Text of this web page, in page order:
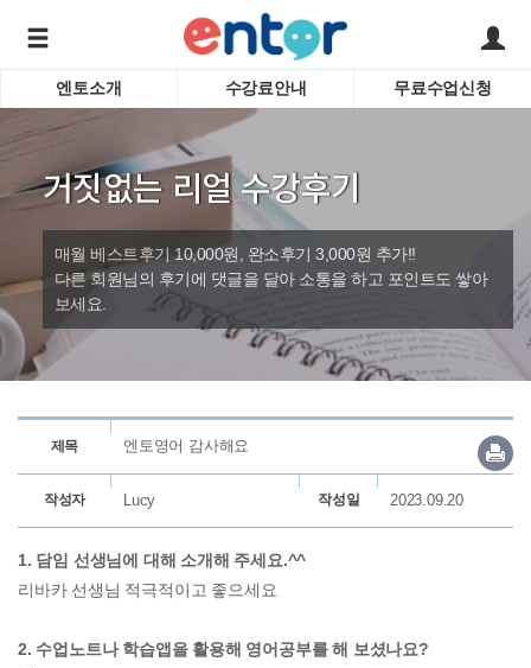
학습도우미 G1
바로가기
서비스안내
강사소개
회사소개
어린이
영자신
수업
엔토소개 수강료안내 무료수업신청
거짓없는 리얼 수강후기
매월 베스트후기 10,000원, 완소후기 3,000원 추가!!
다른 회원님의 후기에 댓글을 달아 소통을 하고 포인트도 쌓아
보세요.
제목 엔토영어 감사해요
작성자 Lucy 작성일 2023.09.20
1. 담임 선생님에 대해 소개해 주세요.^^
리바카 선생님 적극적이고 좋으세요
2. 수업노트나 학습앱을 활용해 영어공부를 해 보셨나요?